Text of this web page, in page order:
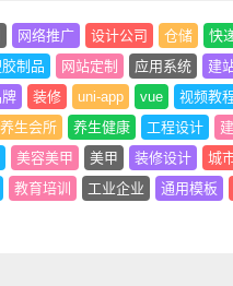
网络推广 设计公司 仓储 快
制品 网站定制 应用系统 建
装修 uni-app vue 视频教
养生会所 养生健康 工程设计
美容美甲 美甲 装修设计 城
教育培训 工业企业 通用模板